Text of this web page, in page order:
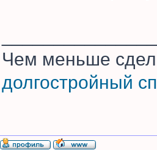
Чем меньше
долгостройный